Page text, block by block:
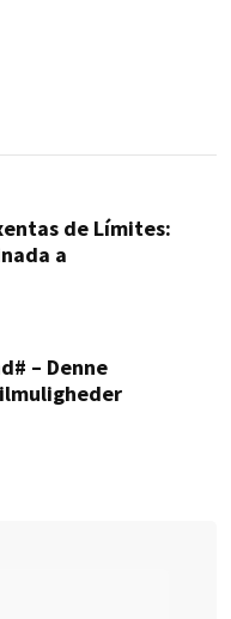
de Límites:
a
– Denne